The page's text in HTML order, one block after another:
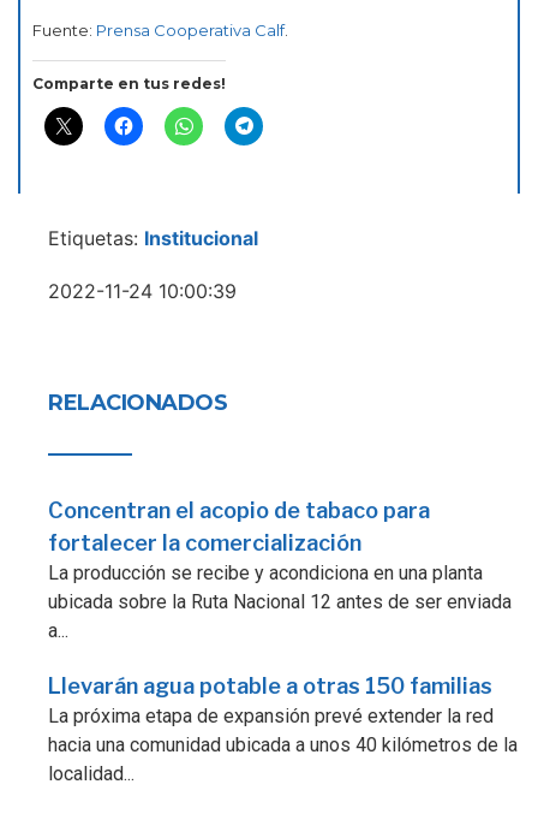
Fuente: Prensa Cooperativa Calf.
Comparte en tus redes!
Etiquetas: Institucional
2022-11-24 10:00:39
RELACIONADOS
Concentran el acopio de tabaco para
fortalecer la comercialización
La producción se recibe y acondiciona en una planta
ubicada sobre la Ruta Nacional 12 antes de ser enviada
a...
Llevarán agua potable a otras 150 familias
La próxima etapa de expansión prevé extender la red
hacia una comunidad ubicada a unos 40 kilómetros de la
localidad...